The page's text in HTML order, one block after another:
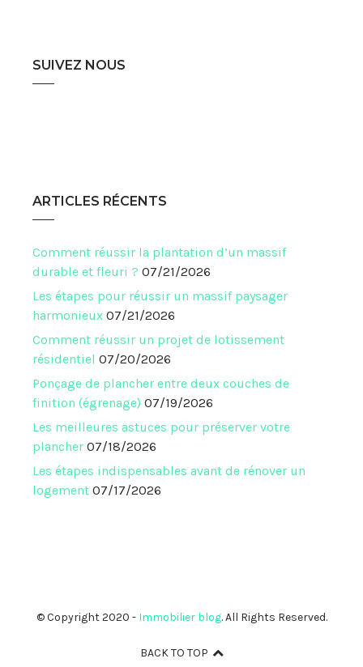
SUIVEZ NOUS
ARTICLES RÉCENTS
Comment réussir la plantation d’un massif
durable et fleuri ? 07/21/2026
Les étapes pour réussir un massif paysager
harmonieux 07/21/2026
Comment réussir un projet de lotissement
résidentiel 07/20/2026
Ponçage de plancher entre deux couches de
finition (égrenage) 07/19/2026
Les meilleures astuces pour préserver votre
plancher 07/18/2026
Les étapes indispensables avant de rénover un
logement 07/17/2026
© Copyright 2020 - Immobilier blog. All Rights Reserved.
BACK TO TOP